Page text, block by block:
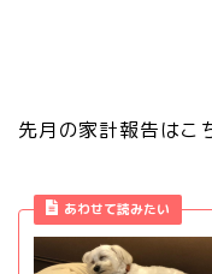
先月の家計報告はこ
あわせて読みたい